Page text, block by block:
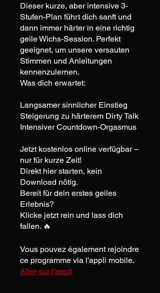
Dieser kurze, aber intensive 3-
Stufen-Plan führt dich sanft und
dann immer härter in eine richtig
geile Wichs-Session. Perfekt
geeignet, um unsere versauten
Stimmen und Anleitungen
kennenzulernen.
Was dich erwartet:
Langsamer sinnlicher Einstieg
Steigerung zu härterem Dirty Talk
Intensiver Countdown-Orgasmus
Jetzt kostenlos online verfügbar –
nur für kurze Zeit!
Direkt hier starten, kein
Download nötig.
Bereit für dein erstes geiles
Erlebnis?
Klicke jetzt rein und lass dich
fallen. 🔥
Vous pouvez également rejoindre
ce programme via l'appli mobile.
Aller sur l'appli